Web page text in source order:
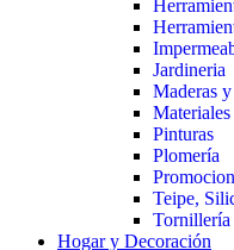
Jardineria
Maderas
Pinturas
Plomería
Teipe,
Tornillería
Hogar y Decoración